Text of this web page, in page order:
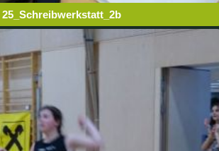
25_Schreibwerkstatt_2b